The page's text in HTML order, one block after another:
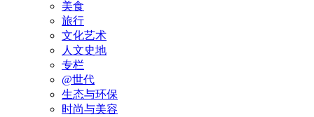
美食
旅行
文化艺术
人文史地
专栏
@世代
生态与环保
时尚与美容